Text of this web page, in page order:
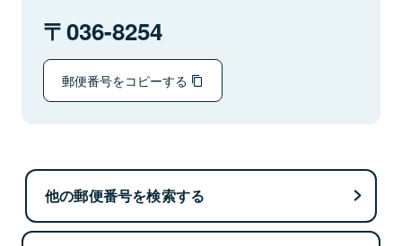
036-8254
郵便番号をコピーする
他の郵便番号を検索する